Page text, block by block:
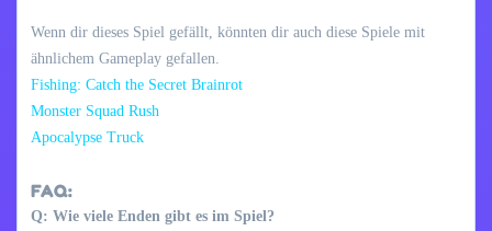
Wenn dir dieses Spiel gefällt, könnten dir auch diese Spiele mit
ähnlichem Gameplay gefallen.
Fishing: Catch the Secret Brainrot
Monster Squad Rush
Apocalypse Truck
FAQ:
Q: Wie viele Enden gibt es im Spiel?